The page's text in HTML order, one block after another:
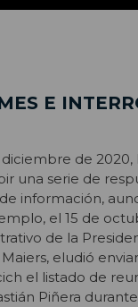
E
de 2020,
una serie de
información,
el 15 de
de la
eludió
el listado de
Piñera